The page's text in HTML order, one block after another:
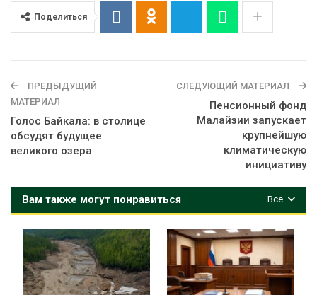
Поделиться
ПРЕДЫДУЩИЙ
МАТЕРИАЛ
Голос Байкала: в столице
обсудят будущее
великого озера
СЛЕДУЮЩИЙ МАТЕРИАЛ
Пенсионный фонд
Малайзии запускает
крупнейшую
климатическую
инициативу
Все
Вам также могут понравиться